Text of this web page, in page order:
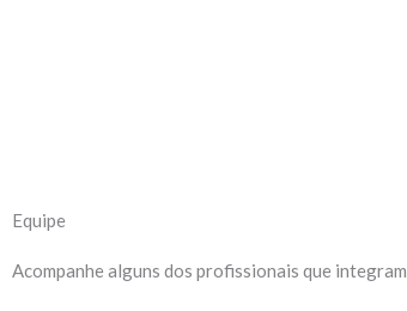
Equipe
Acompanhe alguns dos profissionais que